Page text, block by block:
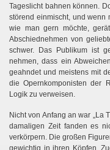
Tageslicht bahnen können.
störend einmischt, und wenn
wie man gern möchte,
Abschiednehmen von
schwer. Das Publikum ist
nehmen, dass ein
geahndet und meistens mit
die Opernkomponisten der
Logik zu verweisen.
Nicht von Anfang an war „La
damaligen Zeit fanden es
verkörpern. Die großen
gewichtig in ihren Köpfen.